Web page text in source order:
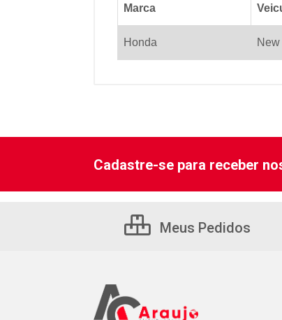
Marca
Honda
Cadastre-se para receber
Meus Pedidos